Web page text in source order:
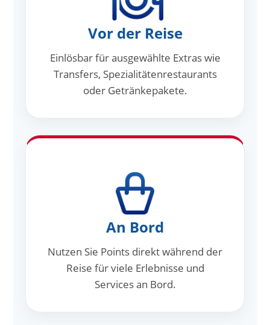
Vor der Reise
Einlösbar für ausgewählte Extras wie
Transfers, Spezialitätenrestaurants
oder Getränkepakete.
An Bord
Nutzen Sie Points direkt während der
Reise für viele Erlebnisse und
Services an Bord.